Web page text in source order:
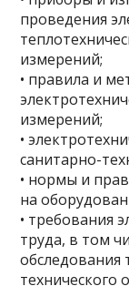
проведения
измерений;
• правила и
измерений;
•
санитарно-
• нормы и
на
• требования
труда, в том
обследования
технического